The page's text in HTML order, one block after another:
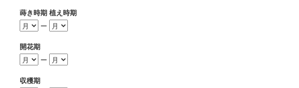
蒔き時期 植え時期
ー
開花期
ー
収穫期